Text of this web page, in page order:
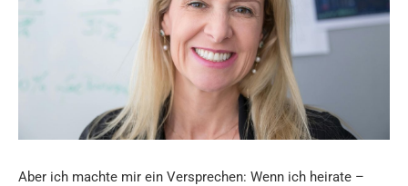
Aber ich machte mir ein Versprechen: Wenn ich heirate –